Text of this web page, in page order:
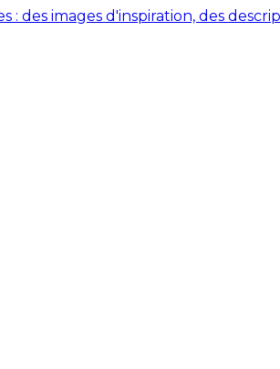
des images d'inspiration, des